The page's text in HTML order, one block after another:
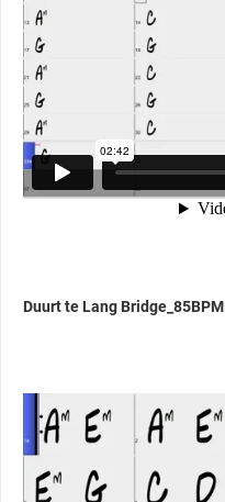
Duurt te Lang Bridge_85BPM